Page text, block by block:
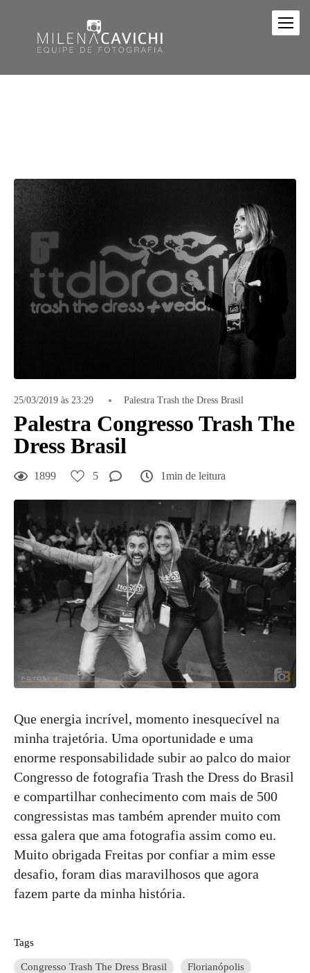
25/03/2019 às 23:29 Palestra Trash the Dress Brasil
Palestra Congresso Trash The
Dress Brasil
1899 5 1min de leitura
Que energia incrível, momento inesquecível na
minha trajetória. Uma oportunidade e uma
enorme responsabilidade subir ao palco do maior
Congresso de fotografia Trash the Dress do Brasil
e compartilhar conhecimento com mais de 500
congressistas mas também aprender muito com
essa galera que ama fotografia assim como eu.
Muito obrigada Freitas por confiar a mim esse
desafio, foram dias maravilhosos que agora
fazem parte da minha história.
Tags
Congresso Trash The Dress Brasil Florianópolis